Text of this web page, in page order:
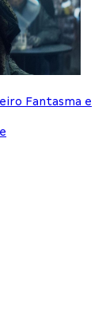
Fantasma e